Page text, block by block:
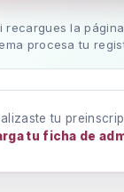
recargues la
procesa tu
tu
tu ficha de